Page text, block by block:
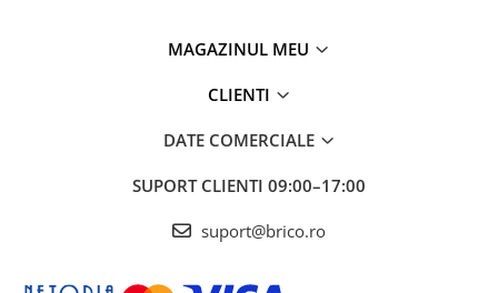
MAGAZINUL MEU
CLIENTI
DATE COMERCIALE
SUPORT CLIENTI 09:00–17:00
suport@brico.ro